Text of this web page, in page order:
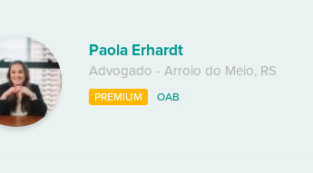
Paola Erhardt
Advogado - Arroio do Meio, RS
PREMIUM OAB